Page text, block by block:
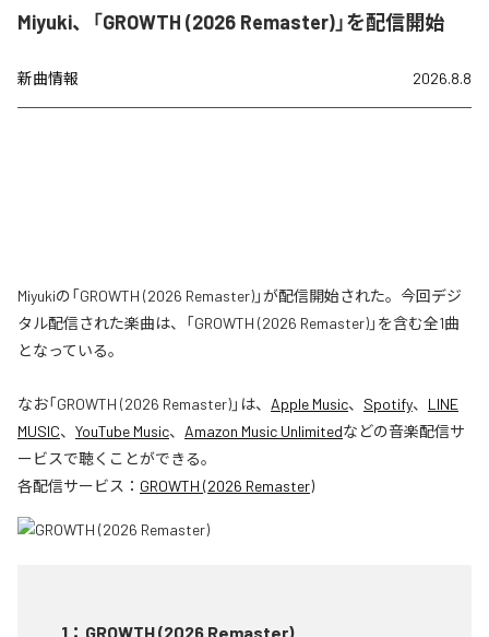
Miyuki、「GROWTH (2026 Remaster)」を配信開始
新曲情報 2026.8.8
Miyukiの「GROWTH (2026 Remaster)」が配信開始された。今回デジ
タル配信された楽曲は、「GROWTH (2026 Remaster)」を含む全1曲
となっている。
なお「GROWTH (2026 Remaster)」は、 Apple Music、 Spotify、 LINE
MUSIC、 YouTube Music、 Amazon Music Unlimitedなどの音楽配信サ
ービスで聴くことができる。
各配信サービス： GROWTH (2026 Remaster)
1 ： GROWTH (2026 Remaster)